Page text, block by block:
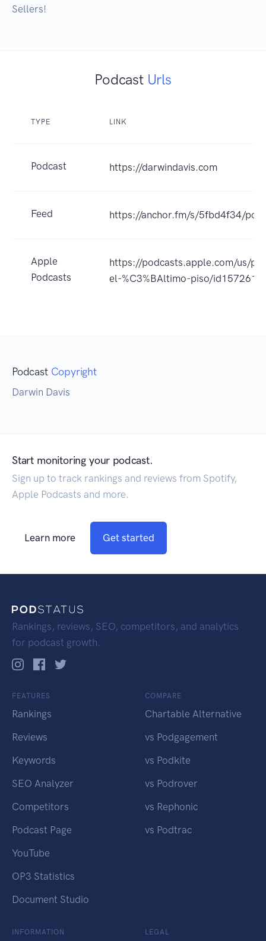
Sellers!
Podcast Urls
TYPE LINK
Podcast https://darwindavis.com
Feed https://anchor.fm/s/5fbd4f34/
Apple
Podcasts
https://podcasts.apple.com/us/
el-%C3%BAltimo-piso/
Podcast Copyright
Darwin Davis
Start monitoring your podcast.
Sign up to track rankings and reviews from Spotify,
Apple Podcasts and more.
Learn more Get started
Rankings, reviews, SEO, competitors, and analytics
for podcast growth.
FEATURES
Rankings
Reviews
Keywords
SEO Analyzer
Competitors
Podcast Page
YouTube
OP3 Statistics
Document Studio
COMPARE
Chartable Alternative
vs Podgagement
vs Podkite
vs Podrover
vs Rephonic
vs Podtrac
INFORMATION LEGAL